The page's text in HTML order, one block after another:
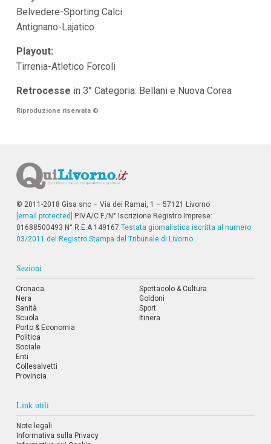
Belvedere-Sporting Calci
Antignano-Lajatico
Playout:
Tirrenia-Atletico Forcoli
Retrocesse in 3° Categoria: Bellani e Nuova Corea
Riproduzione riservata ©
© 2011-2018 Gisa snc – Via dei Ramai, 1 – 57121 Livorno
[email protected]
P.IVA/C.F./N° Iscrizione Registro Imprese:
01688500493 N° R.E.A 149167 Testata giornalistica iscritta al numero
03/2011 del Registro Stampa del Tribunale di Livorno
Sezioni
Cronaca
Nera
Sanità
Scuola
Porto & Economia
Politica
Sociale
Enti
Collesalvetti
Provincia
Spettacolo & Cultura
Goldoni
Sport
Itinera
Link utili
Note legali
Informativa sulla Privacy